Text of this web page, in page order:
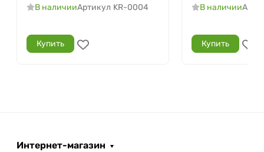
В наличииАртикул KR-0004
Купить
В наличии
Купить
Интернет-магазин